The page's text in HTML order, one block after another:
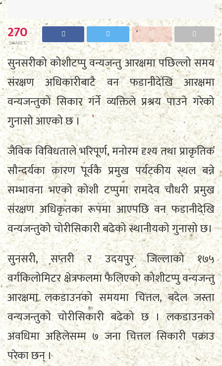
270
SHARES
सुनसरीको कोशीटप्पु वन्यजन्तु आरक्षमा पछिल्लो समय
संरक्षण अधिकारीबाटै वन फडानीदेखि आरक्षमा
वन्यजन्तुको सिकार गर्ने व्यक्तिले प्रश्रय पाउने गरेको
गुनासो आएको छ ।
जैविक विविधताले भरिपूर्ण, मनोरम दृश्य तथा प्राकृतिक
सौन्दर्यका कारण पूर्वकै प्रमुख पर्यटकीय स्थल बन्ने
सम्भावना भएको कोशी टप्पुमा रामदेव चौधरी प्रमुख
संरक्षण अधिकृतका रूपमा आएपछि वन फडानीदेखि
वन्यजन्तुको चोरीसिकारी बढेको स्थानीयको गुनासो छ।
सुनसरी, सप्तरी र उदयपुर जिल्लाको १७५
वर्गकिलोमिटर क्षेत्रफलमा फैलिएको कोशीटप्पु वन्यजन्तु
आरक्षमा लकडाउनको समयमा चित्तल, बदेल जस्ता
वन्यजन्तुको चोरीसिकारी बढेको छ । लकडाउनको
अवधिमा अहिलेसम्म ७ जना चित्तल सिकारी पक्राउ
परेका छन् ।